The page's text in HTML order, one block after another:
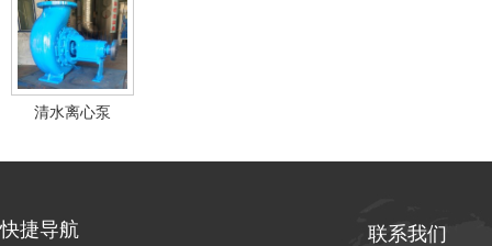
清水离心泵
快捷导航 联系我们